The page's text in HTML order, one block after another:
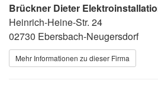
Brückner Dieter
Heinrich-Heine-Str. 24
02730 Ebersbach-Neugersdorf
Mehr Informationen zu dieser Firma